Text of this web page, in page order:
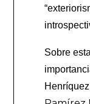
Sobre